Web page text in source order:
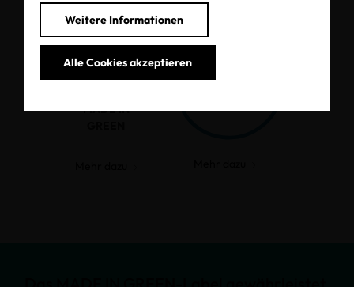
Weitere Informationen
Alle Cookies akzeptieren
MADE IN